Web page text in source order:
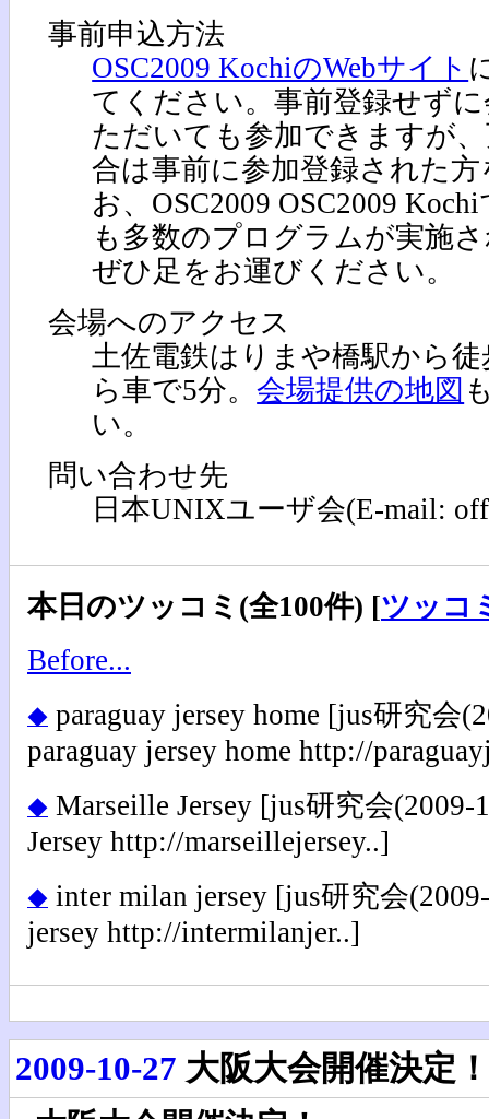
事前申込方法
OSC2009 KochiのWebサイト
てください。事前登録せず
ただいても参加できますが
合は事前に参加登録された
お、OSC2009 OSC2009
も多数のプログラムが実施
ぜひ足をお運びください。
会場へのアクセス
土佐電鉄はりまや橋駅から徒
ら車で5分。会場提供の地図
い。
問い合わせ先
日本UNIXユーザ会(E-mail:
本日のツッコミ(全100件) [ツッコ
Before...
◆ paraguay jersey home [jus研究会
paraguay jersey home http://
◆ Marseille Jersey [jus研究会(2009-
Jersey http://marseillejersey..]
◆ inter milan jersey [jus研究会
jersey http://intermilanjer..]
2009-10-27 大阪大会開催決定！